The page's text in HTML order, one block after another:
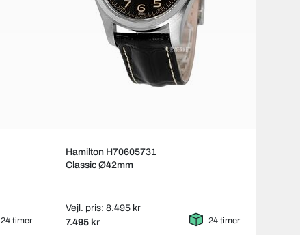
24 timer
Hamilton H70605731
Classic Ø42mm
Vejl. pris: 8.495 kr
7.495 kr 24 timer